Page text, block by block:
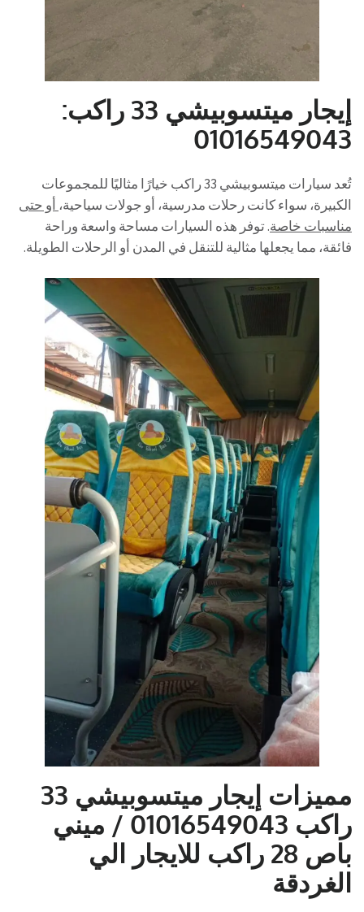
إيجار ميتسوبيشي 33 راكب:
01016549043
تُعد سيارات ميتسوبيشي 33 راكب خيارًا مثاليًا للمجموعات
الكبيرة، سواء كانت رحلات مدرسية، أو جولات سياحية، أو حتى
مناسبات خاصة. توفر هذه السيارات مساحة واسعة وراحة
فائقة، مما يجعلها مثالية للتنقل في المدن أو الرحلات الطويلة.
مميزات إيجار ميتسوبيشي 33
راكب 01016549043 / ميني
باص 28 راكب للايجار الي
الغردقة